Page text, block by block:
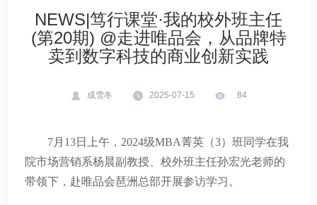
NEWS|笃行课堂·我的校外班主任
(第20期) @走进唯品会，从品牌特
卖到数字科技的商业创新实践
成雪冬 2025-07-15 84
7月13日上午，2024级MBA菁英（3）班同学在我
院市场营销系杨晨副教授、校外班主任孙宏光老师的
带领下，赴唯品会琶洲总部开展参访学习。